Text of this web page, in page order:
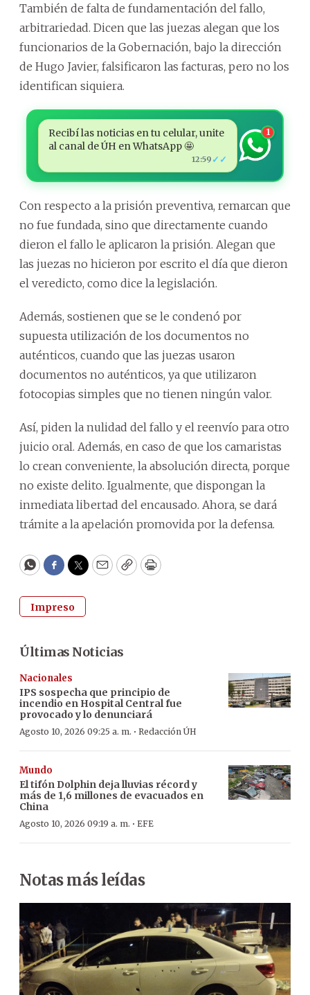
También de falta de fundamentación del fallo,
arbitrariedad. Dicen que las juezas alegan que los
funcionarios de la Gobernación, bajo la dirección
de Hugo Javier, falsificaron las facturas, pero no los
identifican siquiera.
Recibí las noticias en tu celular, unite
al canal de ÚH en WhatsApp 🤩
12:59 ✓✓
1
Con respecto a la prisión preventiva, remarcan que
no fue fundada, sino que directamente cuando
dieron el fallo le aplicaron la prisión. Alegan que
las juezas no hicieron por escrito el día que dieron
el veredicto, como dice la legislación.
Además, sostienen que se le condenó por
supuesta utilización de los documentos no
auténticos, cuando que las juezas usaron
documentos no auténticos, ya que utilizaron
fotocopias simples que no tienen ningún valor.
Así, piden la nulidad del fallo y el reenvío para otro
juicio oral. Además, en caso de que los camaristas
lo crean conveniente, la absolución directa, porque
no existe delito. Igualmente, que dispongan la
inmediata libertad del encausado. Ahora, se dará
trámite a la apelación promovida por la defensa.
WhatsApp
Facebook
Twitter
EmailCopyPrint
Impreso
Últimas Noticias
Nacionales
IPS sospecha que principio de
incendio en Hospital Central fue
provocado y lo denunciará
Agosto 10, 2026 09:25 a. m. · Redacción ÚH
Mundo
El tifón Dolphin deja lluvias récord y
más de 1,6 millones de evacuados en
China
Agosto 10, 2026 09:19 a. m. · EFE
Notas más leídas